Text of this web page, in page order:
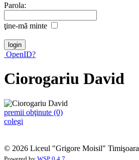
Parola:
ţine-mã minte
OpenID?
Ciorogariu David
premii obţinute (0)
colegi
© 2026 Liceul "Grigore Moisil" Timişoara